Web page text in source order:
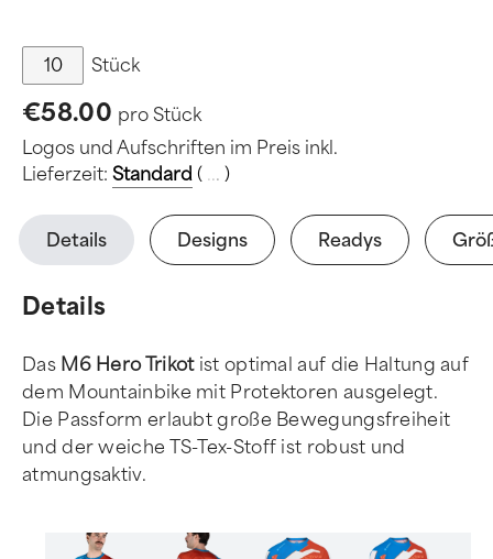
Stück
€58.00 pro Stück
Logos und Aufschriften im Preis inkl.
Lieferzeit: Standard ( ... )
Details Designs Readys
Details
Das M6 Hero Trikot ist optimal auf die Haltung auf
dem Mountainbike mit Protektoren ausgelegt.
Die Passform erlaubt große Bewegungsfreiheit
und der weiche TS-Tex-Stoff ist robust und
atmungsaktiv.